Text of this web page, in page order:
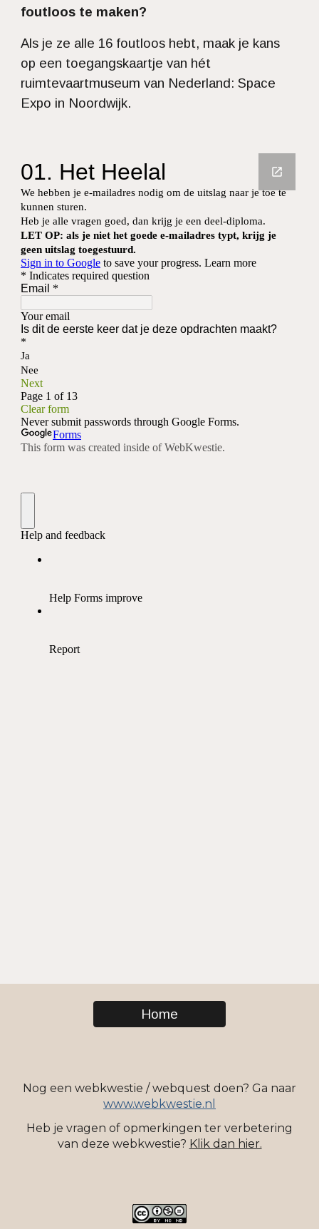
foutloos te maken?
Als je ze alle 16 foutloos hebt, maak je kans
op een toegangskaartje van hét
ruimtevaartmuseum van Nederland: Space
Expo in Noordwijk.
Home
Nog een webkwestie / webquest doen? Ga naar
www.webkwestie.nl
Heb je vragen of opmerkingen ter verbetering
van deze webkwestie? Klik dan hier.